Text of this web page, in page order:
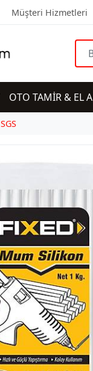
Müşteri Hizmetleri
OTO TAMİR & EL
SGS